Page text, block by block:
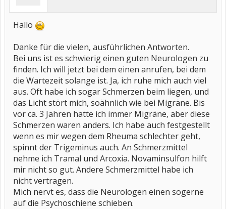
Hallo
Danke für die vielen, ausführlichen Antworten.
Bei uns ist es schwierig einen guten Neurologen zu
finden. Ich will jetzt bei dem einen anrufen, bei dem
die Wartezeit solange ist. Ja, ich ruhe mich auch viel
aus. Oft habe ich sogar Schmerzen beim liegen, und
das Licht stört mich, soähnlich wie bei Migräne. Bis
vor ca. 3 Jahren hatte ich immer Migräne, aber diese
Schmerzen waren anders. Ich habe auch festgestellt
wenn es mir wegen dem Rheuma schlechter geht,
spinnt der Trigeminus auch. An Schmerzmittel
nehme ich Tramal und Arcoxia. Novaminsulfon hilft
mir nicht so gut. Andere Schmerzmittel habe ich
nicht vertragen.
Mich nervt es, dass die Neurologen einen sogerne
auf die Psychoschiene schieben.